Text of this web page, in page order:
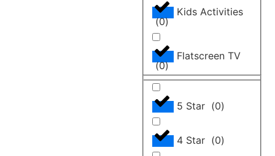
Kids Activities
(0)
Flatscreen TV
(0)
5 Star (0)
4 Star (0)